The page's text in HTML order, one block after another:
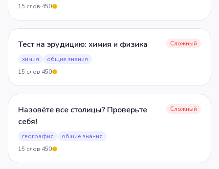
15 слов·450
Тест на эрудицию: химия и физика
Сложный
химия
общие знания
15 слов·450
Назовёте все столицы? Проверьте
себя!
Сложный
география
общие знания
15 слов·450